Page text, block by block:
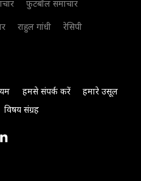
फुटबॉल समाचार
राहुल गांधी
रेसिपी
हमसे संपर्क करें
हमारे उसूल
विषय संग्रह